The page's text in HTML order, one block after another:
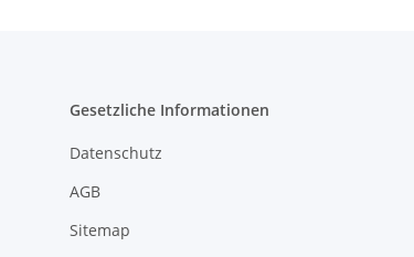
Gesetzliche Informationen
Datenschutz
AGB
Sitemap